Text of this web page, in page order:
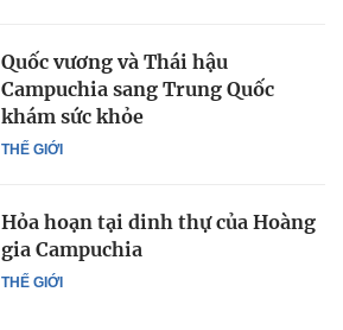
THẾ GIỚI
Quốc vương và Thái hậu
Campuchia sang Trung Quốc
khám sức khỏe
THẾ GIỚI
Hỏa hoạn tại dinh thự của Hoàng
gia Campuchia